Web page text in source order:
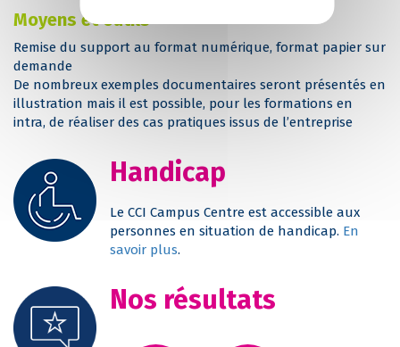
Moyens et outils
Remise du support au format numérique, format papier sur
demande
De nombreux exemples documentaires seront présentés en
illustration mais il est possible, pour les formations en
intra, de réaliser des cas pratiques issus de l’entreprise
Handicap
Le CCI Campus Centre est accessible aux
personnes en situation de handicap. En
savoir plus.
Nos résultats